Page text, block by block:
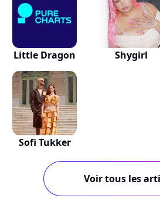
Little Dragon Shygirl
Sofi Tukker
Voir tous les